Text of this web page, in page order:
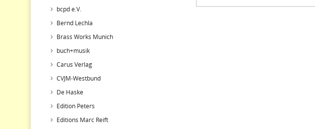
bcpd e.V.
Bernd Lechla
Brass Works Munich
buch+musik
Carus Verlag
CVJM-Westbund
De Haske
Edition Peters
Editions Marc Reift